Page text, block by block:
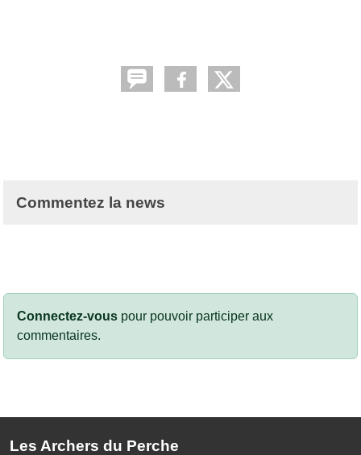
Commentez la news
Connectez-vous pour pouvoir participer aux
commentaires.
Les Archers du Perche